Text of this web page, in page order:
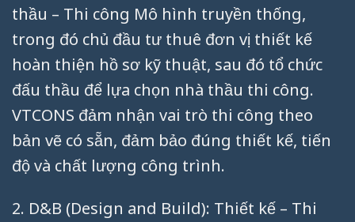
thầu – Thi công Mô hình truyền thống,
trong đó chủ đầu tư thuê đơn vị thiết kế
hoàn thiện hồ sơ kỹ thuật, sau đó tổ chức
đấu thầu để lựa chọn nhà thầu thi công.
VTCONS đảm nhận vai trò thi công theo
bản vẽ có sẵn, đảm bảo đúng thiết kế, tiến
độ và chất lượng công trình.
2. D&B (Design and Build): Thiết kế – Thi